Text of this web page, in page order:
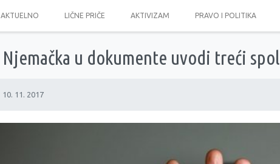
AKTUELNO LIČNE PRIČE AKTIVIZAM PRAVO I POLITIKA
Njemačka u dokumente uvodi treći spol
10. 11. 2017